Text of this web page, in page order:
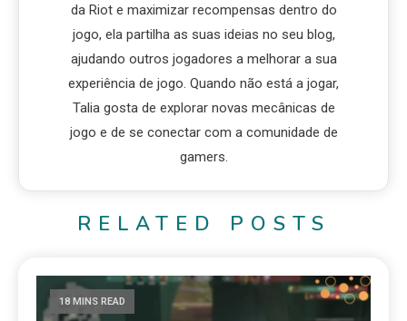
da Riot e maximizar recompensas dentro do
jogo, ela partilha as suas ideias no seu blog,
ajudando outros jogadores a melhorar a sua
experiência de jogo. Quando não está a jogar,
Talia gosta de explorar novas mecânicas de
jogo e de se conectar com a comunidade de
gamers.
RELATED POSTS
18 MINS READ